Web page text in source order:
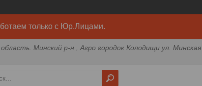
только с Юр.Лицами.
Минский р-н , Агро городок Колодищи ул.